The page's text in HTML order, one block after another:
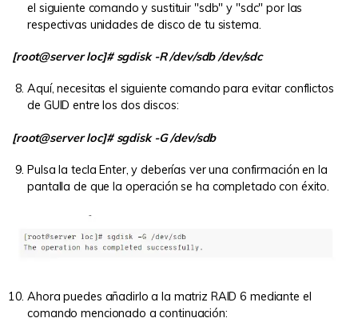
el siguiente comando y sustituir "sdb" y "sdc" por las
respectivas unidades de disco de tu sistema.
[root@server loc]# sgdisk -R /dev/sdb /dev/sdc
Aquí, necesitas el siguiente comando para evitar conflictos
de GUID entre los dos discos:
[root@server loc]# sgdisk -G /dev/sdb
Pulsa la tecla Enter, y deberías ver una confirmación en la
pantalla de que la operación se ha completado con éxito.
Ahora puedes añadirlo a la matriz RAID 6 mediante el
comando mencionado a continuación: